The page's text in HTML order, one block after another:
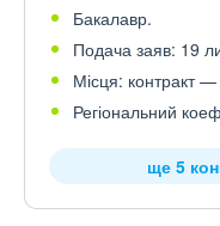
Бакалавр.
Подача заяв: 19
Місця: контракт
Регіональний
ще 5